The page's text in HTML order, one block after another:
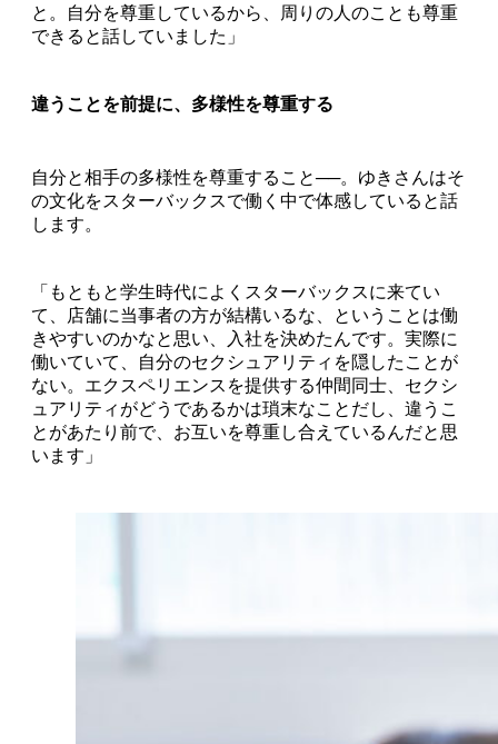
と。自分を尊重しているから、周りの人のことも尊重
できると話していました」
違うことを前提に、多様性を尊重する
自分と相手の多様性を尊重すること──。ゆきさんはそ
の文化をスターバックスで働く中で体感していると話
します。
「もともと学生時代によくスターバックスに来てい
て、店舗に当事者の方が結構いるな、ということは働
きやすいのかなと思い、入社を決めたんです。実際に
働いていて、自分のセクシュアリティを隠したことが
ない。エクスペリエンスを提供する仲間同士、セクシ
ュアリティがどうであるかは瑣末なことだし、違うこ
とがあたり前で、お互いを尊重し合えているんだと思
います」